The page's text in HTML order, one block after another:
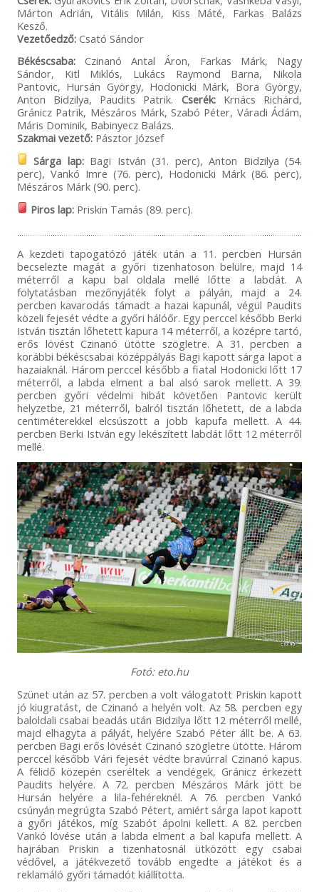
Márton Adrián, Vitális Milán, Kiss Máté, Farkas Balázs
Kesző.
Vezetőedző:Csató Sándor
Békéscsaba:Czinanó Antal Áron, Farkas Márk, Nagy
Sándor, Kitl Miklós, Lukács Raymond Barna, Nikola
Pantovic, Hursán György, Hodonicki Márk, Bora György,
Anton Bidzilya, Paudits Patrik. Cserék:Krnács Richárd,
Gránicz Patrik, Mészáros Márk, Szabó Péter, Váradi Ádám,
Máris Dominik, Babinyecz Balázs.
Szakmai vezető:Pásztor József
Sárga lap:Bagi István (31. perc), Anton Bidzilya (54.
perc), Vankó Imre (76. perc), Hodonicki Márk (86. perc),
Mészáros Márk (90. perc).
Piros lap:Priskin Tamás (89. perc).
A kezdeti tapogatózó játék után a 11. percben Hursán
becselezte magát a győri tizenhatoson belülre, majd 14
méterről a kapu bal oldala mellé lőtte a labdát. A
folytatásban mezőnyjáték folyt a pályán, majd a 24.
percben kavarodás támadt a hazai kapunál, végül Paudits
közeli fejesét védte a győri hálóőr. Egy perccel később Berki
István tisztán lőhetett kapura 14 méterről, a középre tartó,
erős lövést Czinanó ütötte szögletre. A 31. percben a
korábbi békéscsabai középpályás Bagi kapott sárga lapot a
hazaiaknál. Három perccel később a fiatal Hodonicki lőtt 17
méterről, a labda elment a bal alsó sarok mellett. A 39.
percben győri védelmi hibát követően Pantovic került
helyzetbe, 21 méterről, balról tisztán lőhetett, de a labda
centiméterekkel elcsúszott a jobb kapufa mellett. A 44.
percben Berki István egy lekészített labdát lőtt 12 méterről
mellé.
Fotó: eto.hu
Szünet után az 57. percben a volt válogatott Priskin kapott
jó kiugratást, de Czinanó a helyén volt. Az 58. percben egy
baloldali csabai beadás után Bidzilya lőtt 12 méterről mellé,
majd elhagyta a pályát, helyére Szabó Péter állt be. A 63.
percben Bagi erős lövését Czinanó szögletre ütötte. Három
perccel később Vári fejesét védte bravúrral Czinanó kapus.
A félidő közepén cseréltek a vendégek, Gránicz érkezett
Paudits helyére. A 72. percben Mészáros Márk jött be
Hursán helyére a lila-fehéreknél. A 76. percben Vankó
csúnyán megrúgta Szabó Pétert, amiért sárga lapot kapott
a győri játékos, míg Szabót ápolni kellett. A 82. percben
Vankó lövése után a labda elment a bal kapufa mellett. A
hajrában Priskin a tizenhatosnál ütközött egy csabai
védővel, a játékvezető tovább engedte a játékot és a
reklamáló győri támadót kiállította.